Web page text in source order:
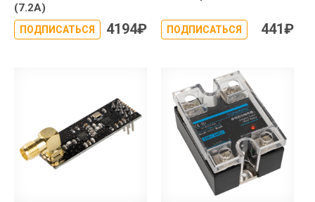
(7.2A)
ПОДПИСАТЬСЯ 4194₽ ПОДПИСАТЬСЯ 441₽